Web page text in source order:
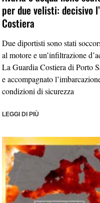
per due velisti: decisivo
Costiera
Due diportisti sono stati
al motore e un’infiltrazione
La Guardia Costiera di Porto
e accompagnato
condizioni di sicurezza
LEGGI DI PIÙ